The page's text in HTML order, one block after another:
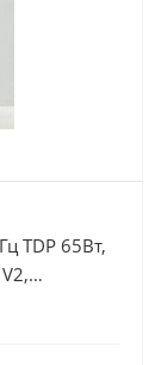
TDP 65Вт,
16Gb,